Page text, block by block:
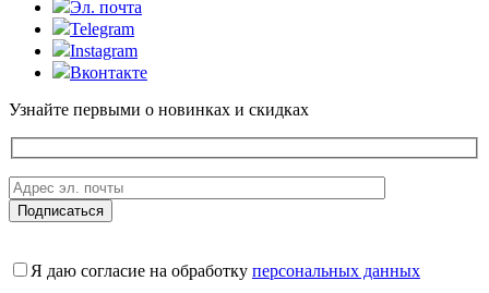
Эл. почта
Telegram
Instagram
Вконтакте
Узнайте первыми о новинках и скидках
Я даю согласие на обработку персональных данных